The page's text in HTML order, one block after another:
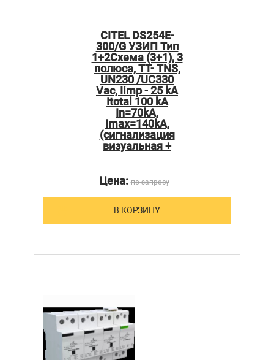
CITEL DS254E-
300/G УЗИП Тип
1+2Схема (3+1), 3
полюса, TT- TNS,
UN230 /UC330
Vac, Iimp - 25 kA
Itotal 100 kA
In=70kA,
Imax=140kA,
(сигнализация
визуальная +
Цена:по запросу
В КОРЗИНУ